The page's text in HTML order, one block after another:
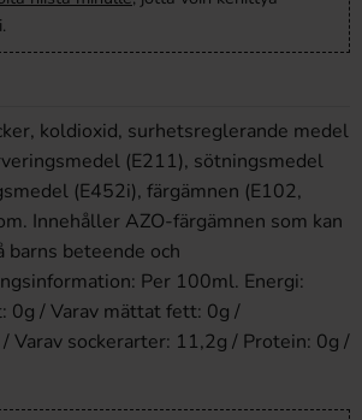
koldioxid, surhetsreglerande medel
(E211), sötningsmedel
(E452i), färgämnen (E102,
Innehåller AZO-färgämnen som kan
barns beteende och
Per 100ml. Energi:
0g / Varav mättat fett: 0g /
Varav sockerarter: 11,2g / Protein: 0g /